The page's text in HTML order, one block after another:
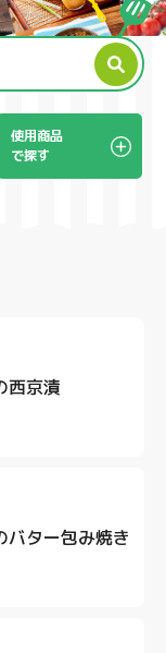
製
使用商品
で探す
西京漬
バター包み焼き